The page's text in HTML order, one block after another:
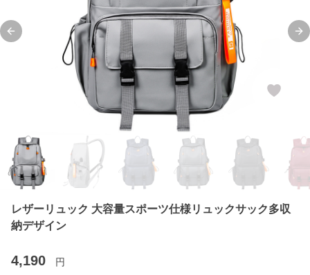
Previous slide
レザーリュック 大容量スポーツ仕様リュックサック多収
納デザイン
4,190 円